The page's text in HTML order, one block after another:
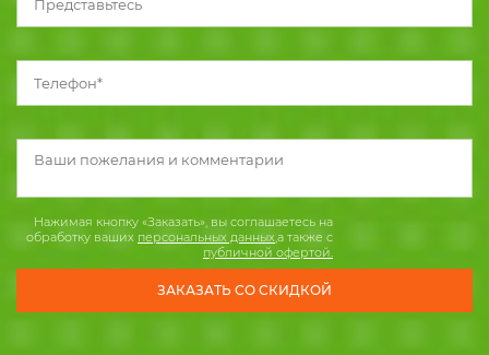
Нажимая кнопку «Заказать», вы соглашаетесь на
обработку ваших персональных данных,а также с
публичной офертой.